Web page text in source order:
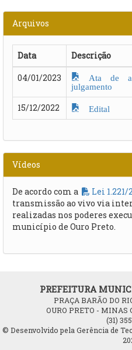
Arquivos
Data Descrição
04/01/2023
Ata de
julgamento
15/12/2022 Edital
Vídeos
De acordo com a Lei 1.221/
transmissão ao vivo via
realizadas nos poderes
município de Ouro Preto.
PREFEITURA
PRAÇA BARÃO DO
OURO PRETO - MINAS
(31)
© Desenvolvido pela Gerência de